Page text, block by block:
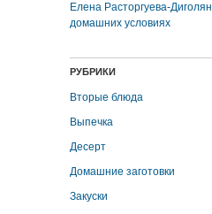
Елена Расторгуева-Диголян
домашних условиях
РУБРИКИ
Вторые блюда
Выпечка
Десерт
Домашние заготовки
Закуски